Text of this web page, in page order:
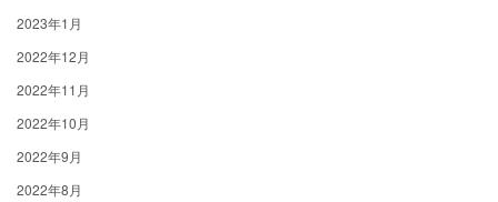
2023年1月
2022年12月
2022年11月
2022年10月
2022年9月
2022年8月